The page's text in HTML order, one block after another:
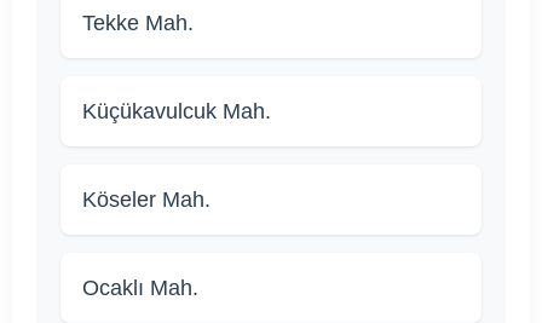
Tekke Mah.
Küçükavulcuk Mah.
Köseler Mah.
Ocaklı Mah.